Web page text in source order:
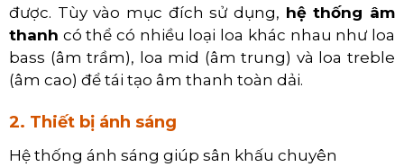
được. Tùy vào mục đích sử dụng, hệ thống âm
thanh có thể có nhiều loại loa khác nhau như loa
bass (âm trầm), loa mid (âm trung) và loa treble
(âm cao) để tái tạo âm thanh toàn dải.
2. Thiết bị ánh sáng
Hệ thống ánh sáng giúp sân khấu chuyên